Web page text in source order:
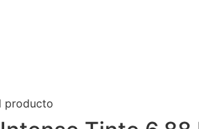
producto